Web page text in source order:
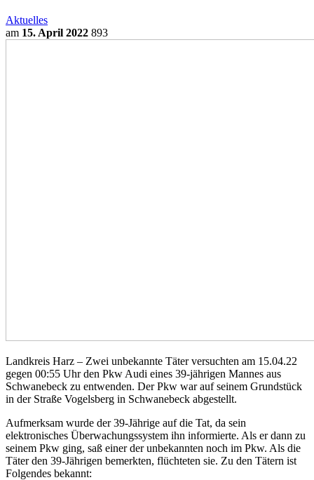
Aktuelles
am 15. April 2022 893
Landkreis Harz – Zwei unbekannte Täter versuchten am 15.04.22
gegen 00:55 Uhr den Pkw Audi eines 39-jährigen Mannes aus
Schwanebeck zu entwenden. Der Pkw war auf seinem Grundstück
in der Straße Vogelsberg in Schwanebeck abgestellt.
Aufmerksam wurde der 39-Jährige auf die Tat, da sein
elektronisches Überwachungssystem ihn informierte. Als er dann zu
seinem Pkw ging, saß einer der unbekannten noch im Pkw. Als die
Täter den 39-Jährigen bemerkten, flüchteten sie. Zu den Tätern ist
Folgendes bekannt: